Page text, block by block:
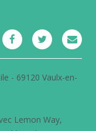
- 69120 Vaulx-en-
Lemon Way,